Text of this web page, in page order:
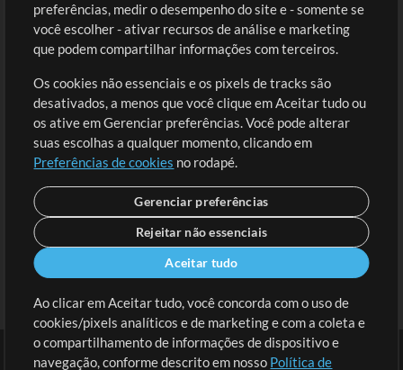
Conteúdo Grátis
Solicite uma Música
Extras
Sessões
Envie seu conteúdo
Playlist
MT Conference
Cadastre-se
Ir ao carrinho
preferências, medir o desempenho do site e - somente se
você escolher - ativar recursos de análise e marketing
que podem compartilhar informações com terceiros.
Os cookies não essenciais e os pixels de tracks são
desativados, a menos que você clique em Aceitar tudo ou
os ative em Gerenciar preferências. Você pode alterar
suas escolhas a qualquer momento, clicando em
Preferências de cookies no rodapé.
Gerenciar preferências
Rejeitar não essenciais
Aceitar tudo
Ao clicar em Aceitar tudo, você concorda com o uso de
cookies/pixels analíticos e de marketing e com a coleta e
o compartilhamento de informações de dispositivo e
navegação, conforme descrito em nosso Política de